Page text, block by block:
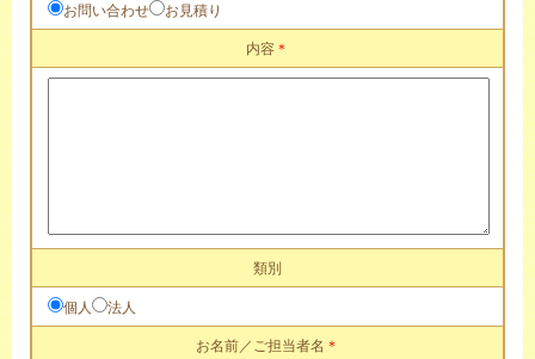
お問い合わせ お見積り
内容 ＊
類別
個人 法人
お名前／ご担当者名 ＊